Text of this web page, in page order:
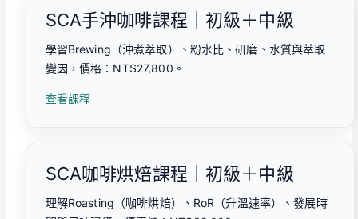
SCA手沖咖啡課程｜初級＋中級
學習Brewing（沖煮萃取）、粉水比、研磨、水質與萃取
變因，價格：NT$27,800。
查看課程
SCA咖啡烘焙課程｜初級＋中級
理解Roasting（咖啡烘焙）、RoR（升溫速率）、發展時